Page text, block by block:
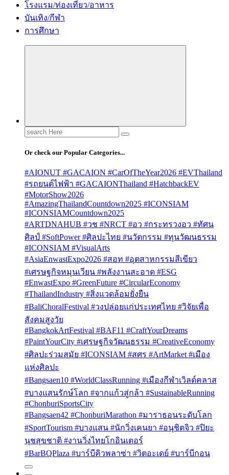
โรงแรม/ท่องเที่ยว/อาหาร
บันเทิง/กีฬา
การศึกษา
Search
for:
Or check our Popular Categories...
#AIONUT #GACAION #CarOfTheYear2026 #EVThailand
#รถยนต์ไฟฟ้า #GACAIONThailand #HatchbackEV
#MotorShow2026
#AmazingThailandCountdown2025 #ICONSIAM
#ICONSIAMCountdown2025
#ARTDNAHUB #วช #NRCT #อว #กระทรวงอว #ทัศน
ศิลป์ #SoftPower #ศิลปะไทย #นวัตกรรม #ทุนวัฒนธรรม
#ICONSIAM #VisualArts
#AsiaEnwastExpo2026 #สอท #อุตสาหกรรมสีเขียว
#เศรษฐกิจหมุนเวียน #พลังงานสะอาด #ESG
#EnwastExpo #GreenFuture #CircularEconomy
#ThailandIndustry #สิ่งแวดล้อมยั่งยืน
#BaliChoralFestival #วงปล่อยแก่ประเทศไทย #วิจัยเพื่อ
สังคมสูงวัย
#BangkokArtFestival #BAF11 #CraftYourDreams
#PaintYourCity #เศรษฐกิจวัฒนธรรม #CreativeEconomy
#ศิลปะร่วมสมัย #ICONSIAM #สศร #ArtMarket #เมือง
แห่งศิลปะ
#Bangsaen10 #WorldClassRunning #เมืองกีฬาเวิลด์คลาส
#บางแสนรักษ์โลก #จากแก้วสู่กล้า #SustainableRunning
#ChonburiSportsCity
#Bangsaen42 #ChonburiMarathon #มาราธอนระดับโลก
#SportTourism #บางแสน #นักวิ่งเคนยา #อนุชิตจิว #ปิยะ
นุชสุขชาติ #งานวิ่งไทยโกอินเตอร์
#BarBQPlaza #บาร์บีคิวพลาซ่า #วิตอะเดย์ #บาร์บีกอน